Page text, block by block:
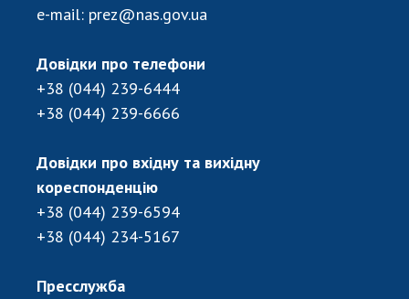
e-mail: prez@nas.gov.ua
Довідки про телефони
+38 (044) 239-6444
+38 (044) 239-6666
Довідки про вхідну та вихідну
кореспонденцію
+38 (044) 239-6594
+38 (044) 234-5167
Пресслужба